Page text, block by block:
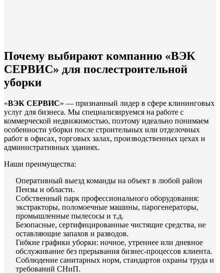
Почему выбирают компанию «ВЭК
СЕРВИС» для послестроительной
уборки
«ВЭК СЕРВИС» — признанный лидер в сфере клининговых
услуг для бизнеса. Мы специализируемся на работе с
коммерческой недвижимостью, поэтому идеально понимаем
особенности уборки после строительных или отделочных
работ в офисах, торговых залах, производственных цехах и
административных зданиях.
Наши преимущества:
Оперативный выезд команды на объект в любой район
Пензы и области.
Собственный парк профессионального оборудования:
экстракторы, поломоечные машины, парогенераторы,
промышленные пылесосы и т.д.
Безопасные, сертифицированные чистящие средства, не
оставляющие запахов и разводов.
Гибкие графики уборки: ночное, утреннее или дневное
обслуживание без прерывания бизнес-процессов клиента.
Соблюдение санитарных норм, стандартов охраны труда и
требований СНиП.